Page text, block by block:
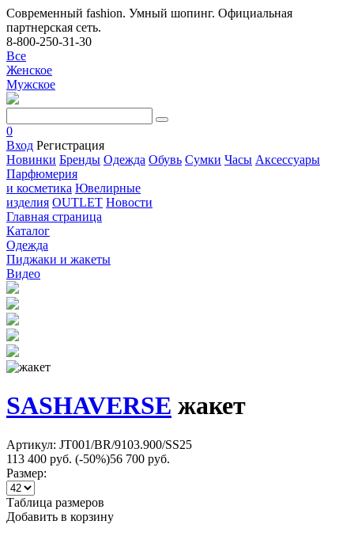
Современный fashion. Умный шопинг. Официальная
партнерская сеть.
8-800-250-31-30
Все
Женское
Мужское
0
Вход Регистрация
Новинки Бренды Одежда Обувь Сумки Часы Аксессуары
Парфюмерия
и косметика Ювелирные
изделия OUTLET Новости
Главная страница
Каталог
Одежда
Пиджаки и жакеты
Видео
SASHAVERSE жакет
Артикул: JT001/BR/9103.900/SS25
113 400 руб. (-50%)56 700 руб.
Размер:
Таблица размеров
Добавить в корзину